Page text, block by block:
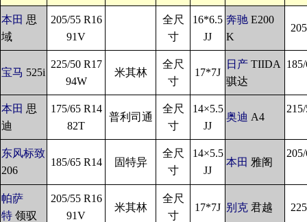
本田 思
域
205/55 R16
91V
全尺
寸
16*6.5
JJ
奔驰 E200
K
宝马 525i
225/50 R17
94W
米其林
全尺
寸
17*7J
日产 TIIDA
骐达
本田 思
迪
175/65 R14
82T
普利司通
全尺
寸
14×5.5
JJ
奥迪 A4
东风标致
206
185/65 R14 固特异
全尺
寸
14×5.5
JJ
本田 雅阁
帕萨
特 领驭
205/55 R16
91V
米其林
全尺
寸
17*7J 别克 君越